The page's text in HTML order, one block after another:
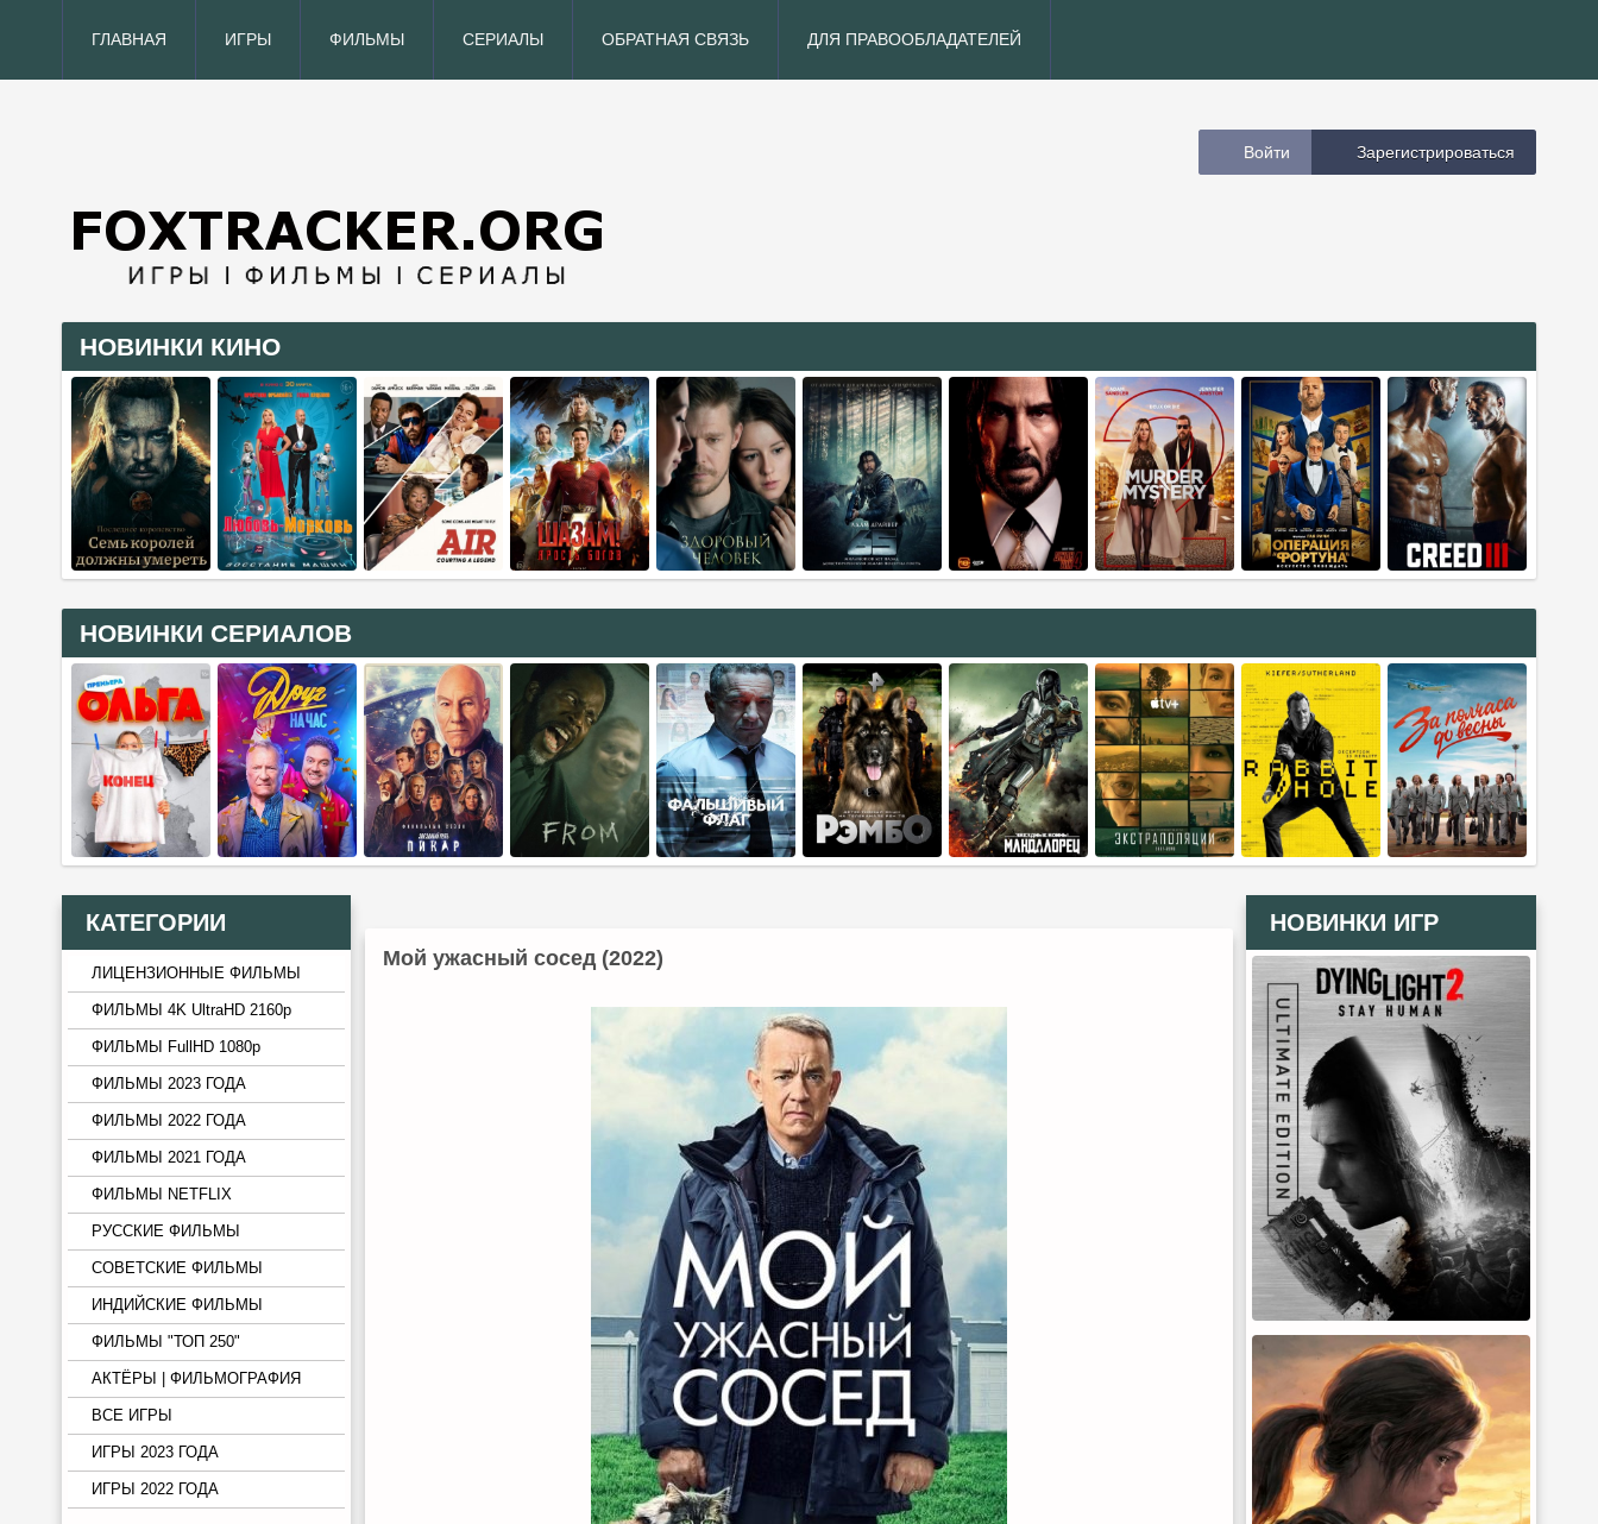
ГЛАВНАЯ ИГРЫ ФИЛЬМЫ СЕРИАЛЫ ОБРАТНАЯ СВЯЗЬ ДЛЯ ПРАВООБЛАДАТЕЛЕЙ
Войти Зарегистрироваться
НОВИНКИ КИНО
НОВИНКИ СЕРИАЛОВ
КАТЕГОРИИ
ЛИЦЕНЗИОННЫЕ ФИЛЬМЫ
ФИЛЬМЫ 4K UltraHD 2160p
ФИЛЬМЫ FullHD 1080p
ФИЛЬМЫ 2023 ГОДА
ФИЛЬМЫ 2022 ГОДА
ФИЛЬМЫ 2021 ГОДА
ФИЛЬМЫ NETFLIX
РУССКИЕ ФИЛЬМЫ
СОВЕТСКИЕ ФИЛЬМЫ
ИНДИЙСКИЕ ФИЛЬМЫ
ФИЛЬМЫ "ТОП 250"
АКТЁРЫ | ФИЛЬМОГРАФИЯ
ВСЕ ИГРЫ
ИГРЫ 2023 ГОДА
ИГРЫ 2022 ГОДА
Мой ужасный сосед (2022)
НОВИНКИ ИГР